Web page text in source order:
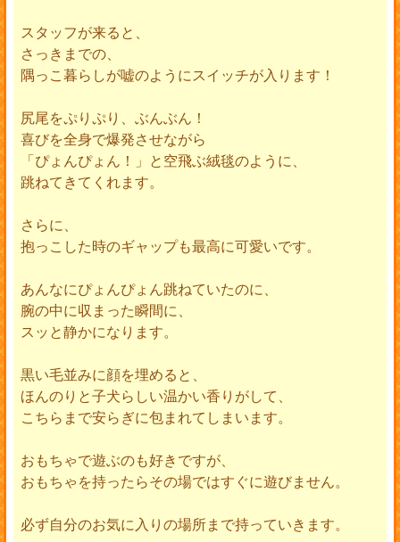
スタッフが来ると、
さっきまでの、
隅っこ暮らしが嘘のようにスイッチが入ります！
尻尾をぷりぷり、ぶんぶん！
喜びを全身で爆発させながら
「ぴょんぴょん！」と空飛ぶ絨毯のように、
跳ねてきてくれます。
さらに、
抱っこした時のギャップも最高に可愛いです。
あんなにぴょんぴょん跳ねていたのに、
腕の中に収まった瞬間に、
スッと静かになります。
黒い毛並みに顔を埋めると、
ほんのりと子犬らしい温かい香りがして、
こちらまで安らぎに包まれてしまいます。
おもちゃで遊ぶのも好きですが、
おもちゃを持ったらその場ではすぐに遊びません。
必ず自分のお気に入りの場所まで持っていきます。